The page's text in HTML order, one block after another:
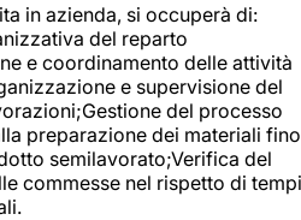
in azienda, si occuperà di:
del reparto
e coordinamento delle attività
e supervisione del
del processo
preparazione dei materiali fino
semilavorato;Verifica del
commesse nel rispetto di